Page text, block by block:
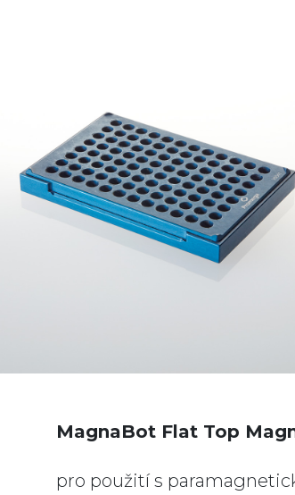
MagnaBot Flat Top
pro použití s